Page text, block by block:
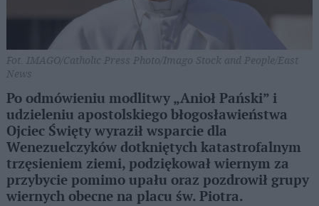
Fot. IMAGO/Catholic Press Photo/Imago Stock and People/East
News
Po odmówieniu modlitwy „Anioł Pański” i
udzieleniu apostolskiego błogosławieństwa
Ojciec Święty wyraził wsparcie dla
Wenezuelczyków dotkniętych katastrofalnym
trzęsieniem ziemi, podziękował wiernym za
przybycie pomimo upału oraz pozdrowił grupy
wiernych obecne na placu św. Piotra.